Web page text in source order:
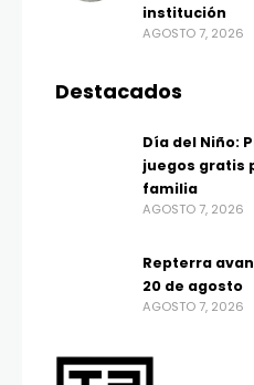
institución
AGOSTO 7, 2026
Destacados
Día del Niño:
juegos gratis
familia
AGOSTO 7, 2026
Repterra
20 de agosto
AGOSTO 7, 2026